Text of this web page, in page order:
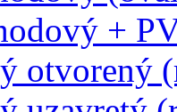
+
otvorený